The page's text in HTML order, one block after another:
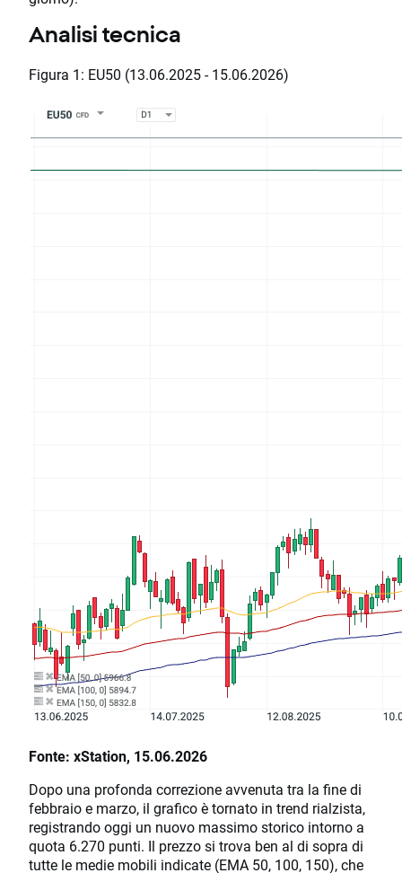
Analisi tecnica
Figura 1: EU50 (13.06.2025 - 15.06.2026)
Fonte: xStation, 15.06.2026
Dopo una profonda correzione avvenuta tra la fine di
febbraio e marzo, il grafico è tornato in trend rialzista,
registrando oggi un nuovo massimo storico intorno a
quota 6.270 punti. Il prezzo si trova ben al di sopra di
tutte le medie mobili indicate (EMA 50, 100, 150), che